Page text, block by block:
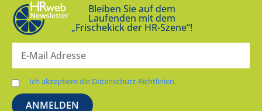
Bleiben Sie auf dem
Laufenden mit dem
„Frischekick der HR-Szene“!
Ich akzeptiere die Datenschutz-Richtlinien.